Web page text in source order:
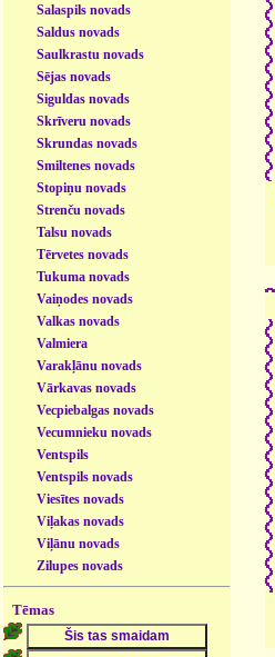
Salaspils novads
Saldus novads
Saulkrastu novads
Sējas novads
Siguldas novads
Skrīveru novads
Skrundas novads
Smiltenes novads
Stopiņu novads
Strenču novads
Talsu novads
Tērvetes novads
Tukuma novads
Vaiņodes novads
Valkas novads
Valmiera
Varakļānu novads
Vārkavas novads
Vecpiebalgas novads
Vecumnieku novads
Ventspils
Ventspils novads
Viesītes novads
Viļakas novads
Viļānu novads
Zilupes novads
Tēmas